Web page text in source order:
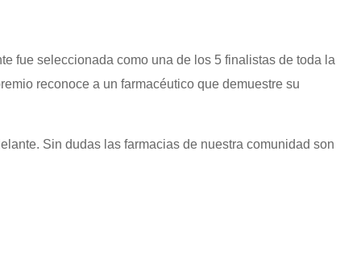
fue seleccionada como una de los 5 finalistas de toda la
reconoce a un farmacéutico que demuestre su
Sin dudas las farmacias de nuestra comunidad son